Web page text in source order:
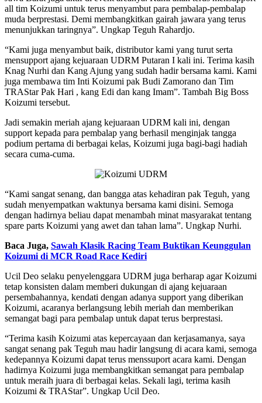
all tim Koizumi untuk terus menyambut para pembalap-pembalap
muda berprestasi. Demi membangkitkan gairah jawara yang terus
menunjukkan taringnya”. Ungkap Teguh Rahardjo.
“Kami juga menyambut baik, distributor kami yang turut serta
mensupport ajang kejuaraan UDRM Putaran I kali ini. Terima kasih
Knag Nurhi dan Kang Ajung yang sudah hadir bersama kami. Kami
juga membawa tim Inti Koizumi pak Budi Zamorano dan Tim
TRAStar Pak Hari , kang Edi dan kang Imam”. Tambah Big Boss
Koizumi tersebut.
Jadi semakin meriah ajang kejuaraan UDRM kali ini, dengan
support kepada para pembalap yang berhasil menginjak tangga
podium pertama di berbagai kelas, Koizumi juga bagi-bagi hadiah
secara cuma-cuma.
“Kami sangat senang, dan bangga atas kehadiran pak Teguh, yang
sudah menyempatkan waktunya bersama kami disini. Semoga
dengan hadirnya beliau dapat menambah minat masyarakat tentang
spare parts Koizumi yang awet dan tahan lama”. Ungkap Nurhi.
Baca Juga, Sawah Klasik Racing Team Buktikan Keunggulan
Koizumi di MCR Road Race Kediri
Ucil Deo selaku penyelenggara UDRM juga berharap agar Koizumi
tetap konsisten dalam memberi dukungan di ajang kejuaraan
persembahannya, kendati dengan adanya support yang diberikan
Koizumi, acaranya berlangsung lebih meriah dan memberikan
semangat bagi para pembalap untuk dapat terus berprestasi.
“Terima kasih Koizumi atas kepercayaan dan kerjasamanya, saya
sangat senang pak Teguh mau hadir langsung di acara kami, semoga
kedepannya Koizumi dapat terus menssuport acara kami. Dengan
hadirnya Koizumi juga membangkitkan semangat para pembalap
untuk meraih juara di berbagai kelas. Sekali lagi, terima kasih
Koizumi & TRAStar”. Ungkap Ucil Deo.